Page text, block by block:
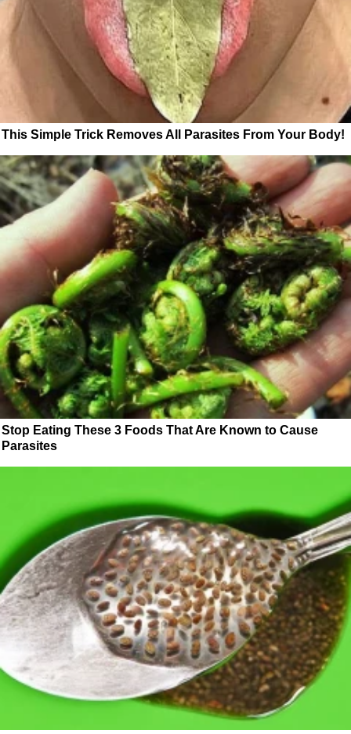
This Simple Trick Removes All Parasites From Your Body!
Stop Eating These 3 Foods That Are Known to Cause
Parasites